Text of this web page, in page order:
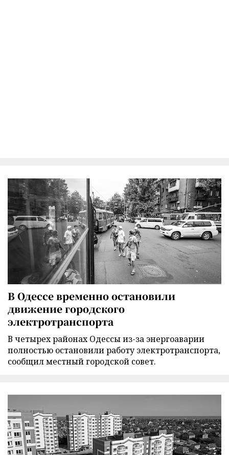
В Одессе временно остановили
движение городского
электротранспорта
В четырех районах Одессы из-за энергоаварии
полностью остановили работу электротранспорта,
сообщил местный городской совет.